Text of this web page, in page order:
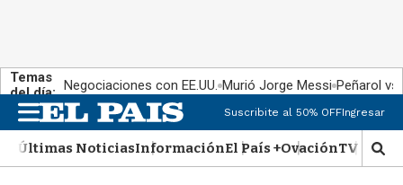
Temas
del día: Negociaciones con EE.UU. Murió Jorge Messi Peñarol
n
u
Suscribite al 50% OFFIngresar
Últimas NoticiasInformaciónEl País +OvaciónTV Show
M
o